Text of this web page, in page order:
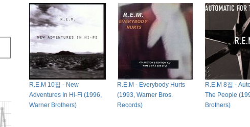
R.E.M 10집 - New
Adventures In Hi-Fi (1996,
Warner Brothers)
R.E.M - Everybody Hurts
(1993, Warner Bros.
Records)
R.E.M 8집 -
The People
Brothers)